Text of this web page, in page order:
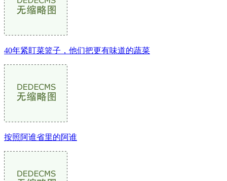
40年紧盯菜篮子，他们把更有味道的蔬菜
按照阿谁省里的阿谁